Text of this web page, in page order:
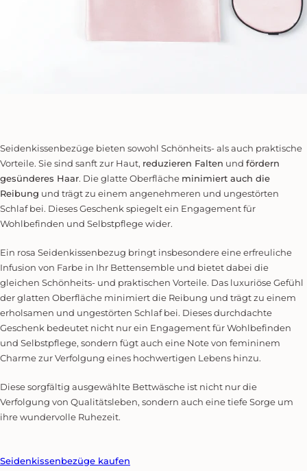
Seidenkissenbezüge bieten sowohl Schönheits- als auch praktische
Vorteile. Sie sind sanft zur Haut, reduzieren Falten und fördern
gesünderes Haar. Die glatte Oberfläche minimiert auch die
Reibung und trägt zu einem angenehmeren und ungestörten
Schlaf bei. Dieses Geschenk spiegelt ein Engagement für
Wohlbefinden und Selbstpflege wider.
Ein rosa Seidenkissenbezug bringt insbesondere eine erfreuliche
Infusion von Farbe in Ihr Bettensemble und bietet dabei die
gleichen Schönheits- und praktischen Vorteile. Das luxuriöse Gefühl
der glatten Oberfläche minimiert die Reibung und trägt zu einem
erholsamen und ungestörten Schlaf bei. Dieses durchdachte
Geschenk bedeutet nicht nur ein Engagement für Wohlbefinden
und Selbstpflege, sondern fügt auch eine Note von femininem
Charme zur Verfolgung eines hochwertigen Lebens hinzu.
Diese sorgfältig ausgewählte Bettwäsche ist nicht nur die
Verfolgung von Qualitätsleben, sondern auch eine tiefe Sorge um
ihre wundervolle Ruhezeit.
Seidenkissenbezüge kaufen